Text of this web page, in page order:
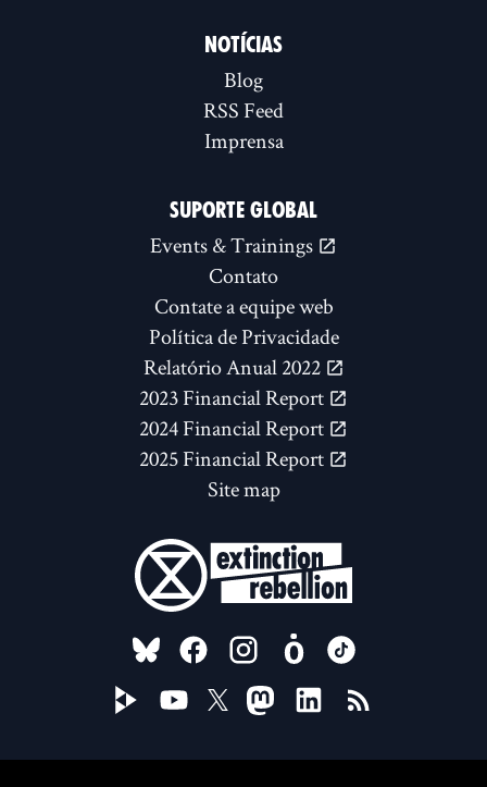
NOTÍCIAS
Blog
RSS Feed
Imprensa
SUPORTE GLOBAL
Events & Trainings
Contato
Contate a equipe web
Política de Privacidade
Relatório Anual 2022
2023 Financial Report
2024 Financial Report
2025 Financial Report
Site map
FOLLOW US ON